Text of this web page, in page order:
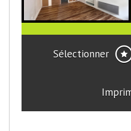
Sélectionner